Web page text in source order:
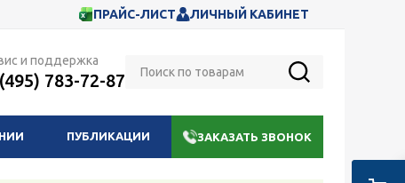
ПРАЙС-ЛИСТ ЛИЧНЫЙ КАБИНЕТ
и поддержка
783-72-87
ПУБЛИКАЦИИ ЗАКАЗАТЬ ЗВОНОК